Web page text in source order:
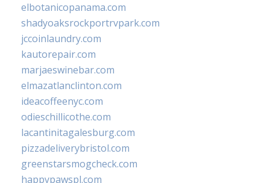
elbotanicopanama.com
shadyoaksrockportrvpark.com
jccoinlaundry.com
kautorepair.com
marjaeswinebar.com
elmazatlanclinton.com
ideacoffeenyc.com
odieschillicothe.com
lacantinitagalesburg.com
pizzadeliverybristol.com
greenstarsmogcheck.com
happypawspl.com